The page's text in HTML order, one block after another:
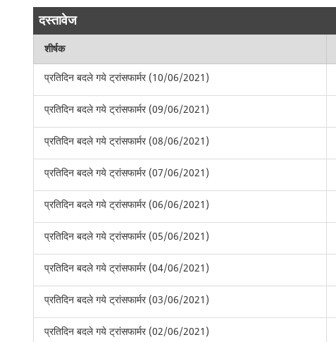
दस्तावेज
शीर्षक
प्रतिदिन बदले गये ट्रांसफार्मर (10/06/2021)
प्रतिदिन बदले गये ट्रांसफार्मर (09/06/2021)
प्रतिदिन बदले गये ट्रांसफार्मर (08/06/2021)
प्रतिदिन बदले गये ट्रांसफार्मर (07/06/2021)
प्रतिदिन बदले गये ट्रांसफार्मर (06/06/2021)
प्रतिदिन बदले गये ट्रांसफार्मर (05/06/2021)
प्रतिदिन बदले गये ट्रांसफार्मर (04/06/2021)
प्रतिदिन बदले गये ट्रांसफार्मर (03/06/2021)
प्रतिदिन बदले गये ट्रांसफार्मर (02/06/2021)